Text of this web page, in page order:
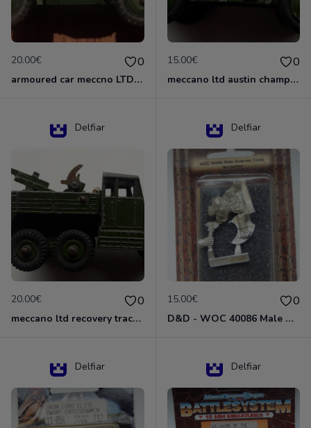
20.00€ 0
armoured car meccno LTD N°670
15.00€ 0
meccano ltd austin champ N°674
Delfiar
20.00€ 0
meccano ltd recovery tractor N°661
Delfiar
15.00€ 0
D&D - WOC 40086 Male Dwarven Cleric Miniature - Donjons Dragons
Delfiar Delfiar